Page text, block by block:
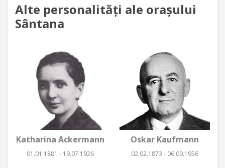
Alte personalităţi ale oraşului
Sântana
Katharina Ackermann
01.01.1881 - 19.07.1926
Oskar Kaufmann
02.02.1873 - 06.09.1956